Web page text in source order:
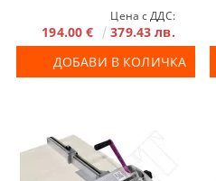
Цена с ДДС:
194.00 €
379.43 лв.
ДОБАВИ В КОЛИЧКА